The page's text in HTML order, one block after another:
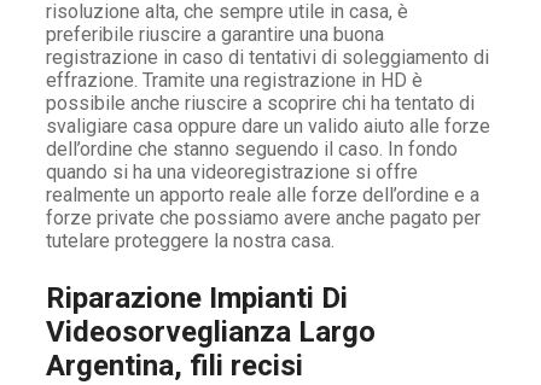
risoluzione alta, che sempre utile in casa, è
preferibile riuscire a garantire una buona
registrazione in caso di tentativi di soleggiamento di
effrazione. Tramite una registrazione in HD è
possibile anche riuscire a scoprire chi ha tentato di
svaligiare casa oppure dare un valido aiuto alle forze
dell’ordine che stanno seguendo il caso. In fondo
quando si ha una videoregistrazione si offre
realmente un apporto reale alle forze dell’ordine e a
forze private che possiamo avere anche pagato per
tutelare proteggere la nostra casa.
Riparazione Impianti Di
Videosorveglianza Largo
Argentina, fili recisi